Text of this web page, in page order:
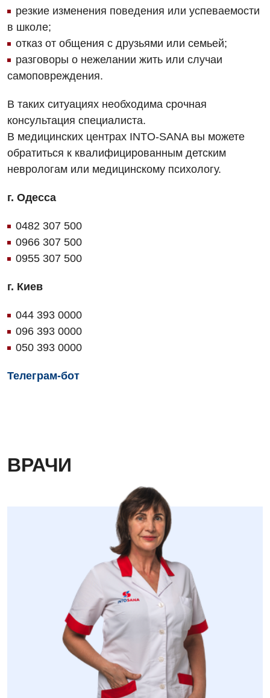
Маммология
Медицинская психология
Неврология
Нейрохирургия
Онкологическое отделение
Ортопедия и травматология
Отделение интенсивной терапии
Отделение неотложных состояний
Оториноларингология
Офтальмологическое отделение
Пульмонология
Сосудистая хирургия
Терапевтическое отделение
Урология
Хирургическое отделение
Детская аллергология
Детская гастроэнтерология
Детская гинекология
Детская кардиоревматология
Детская неврология
резкие изменения поведения или успеваемости
в школе;
отказ от общения с друзьями или семьей;
разговоры о нежелании жить или случаи
самоповреждения.
В таких ситуациях необходима срочная
консультация специалиста.
В медицинских центрах INTO-SANA вы можете
обратиться к квалифицированным детским
неврологам или медицинскому психологу.
г. Одесса
0482 307 500
0966 307 500
0955 307 500
г. Киев
044 393 0000
096 393 0000
050 393 0000
Телеграм-бот
ВРАЧИ